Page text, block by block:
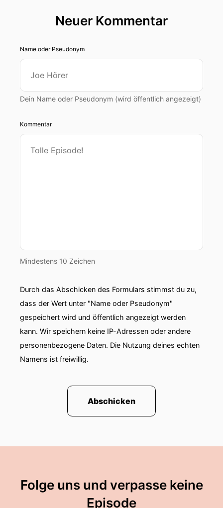
Neuer Kommentar
Name oder Pseudonym
Dein Name oder Pseudonym (wird öffentlich angezeigt)
Kommentar
Mindestens 10 Zeichen
Durch das Abschicken des Formulars stimmst du zu,
dass der Wert unter "Name oder Pseudonym"
gespeichert wird und öffentlich angezeigt werden
kann. Wir speichern keine IP-Adressen oder andere
personenbezogene Daten. Die Nutzung deines echten
Namens ist freiwillig.
Abschicken
Folge uns und verpasse keine
Episode